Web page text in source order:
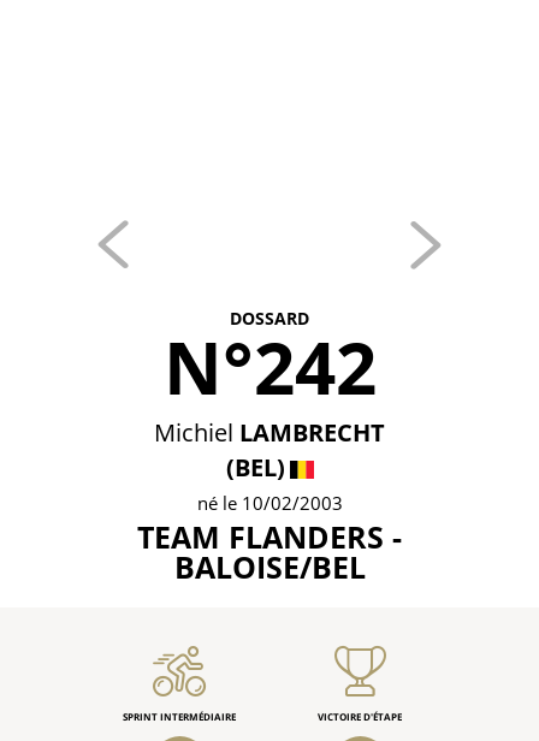
DOSSARD
N°242
Michiel LAMBRECHT
(BEL)
né le 10/02/2003
TEAM FLANDERS -
BALOISE/BEL
SPRINT INTERMÉDIAIRE VICTOIRE D'ÉTAPE